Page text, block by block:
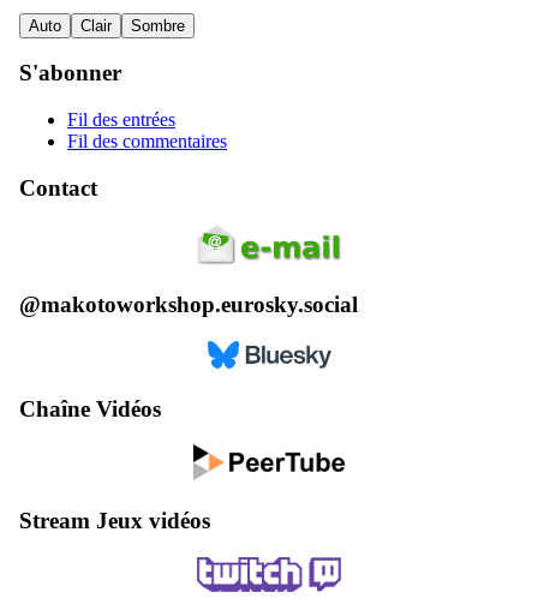
Auto Clair Sombre
S'abonner
Fil des entrées
Fil des commentaires
Contact
@makotoworkshop.eurosky.social
Chaîne Vidéos
Stream Jeux vidéos